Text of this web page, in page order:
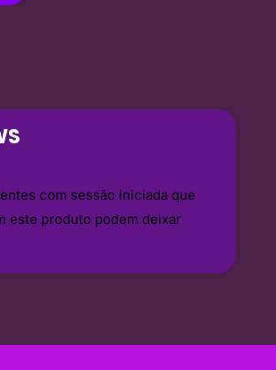
com sessão iniciada que
este produto podem deixar